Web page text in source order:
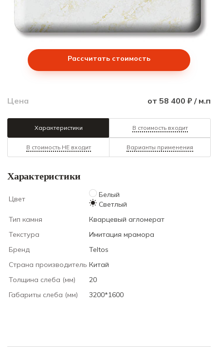
Рассчитать стоимость
Цена от 58 400 ₽ / м.п
Характеристики В стоимость входит
В стоимость НЕ входит Варианты применения
Характеристики
Цвет
Белый
Светлый
Тип камня
Кварцевый агломерат
Текстура
Имитация мрамора
Бренд
Teltos
Страна производитель Китай
Толщина слеба (мм)
20
Габариты слеба (мм)
3200*1600